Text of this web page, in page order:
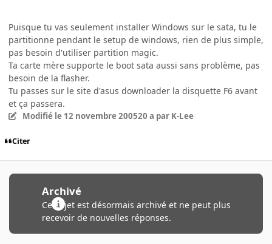
Puisque tu vas seulement installer Windows sur le sata, tu le
partitionne pendant le setup de windows, rien de plus simple,
pas besoin d'utiliser partition magic.
Ta carte mère supporte le boot sata aussi sans problème, pas
besoin de la flasher.
Tu passes sur le site d'asus downloader la disquette F6 avant
et ça passera.
Modifié le 12 novembre 200520 a par K-Lee
Citer
Archivé
Ce sujet est désormais archivé et ne peut plus
recevoir de nouvelles réponses.